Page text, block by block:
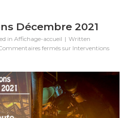
Décembre 2021
in Affichage-accueil
Written
fermés sur Interventions